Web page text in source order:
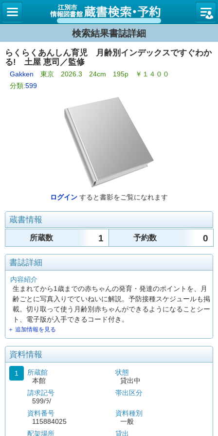
図書館
検索結果書誌詳細
らくらくあんしん育児 月齢別インデックスですぐわか
る! 土屋 恵司／監修
Gakken 東京 2026.3 24cm 195p ￥１４００
分類:599
ログイン すると書影をご覧になれます
蔵書情報
所蔵数 1 予約数 0
書誌詳細
内容紹介
生まれてから1歳までの赤ちゃんの発育・発達のポイントを、月
齢ごとに写真入りでていねいに解説。予防接種スケジュールも掲
載。切り取って使う月齢別赤ちゃんができるようになることシー
ト、電子版が入手できるコード付き。
＋ 追加情報を見る
資料情報
1
所蔵館
本館
請求記号
599/ﾗ/
資料番号
115884025
配架場所
状態
貸出中
帯出区分
資料種別
一般
貸出